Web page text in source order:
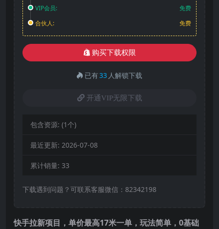
VIP会员:
免费
合伙人:
免费
购买下载权限
已有33 人解锁下载
开通VIP无限下载
包含资源: (1个)
最近更新: 2026-07-08
累计销量: 33
下载遇到问题？可联系客服微信：82342198
快手拉新项目 ，单价最高17米一单，玩法简单，0基础